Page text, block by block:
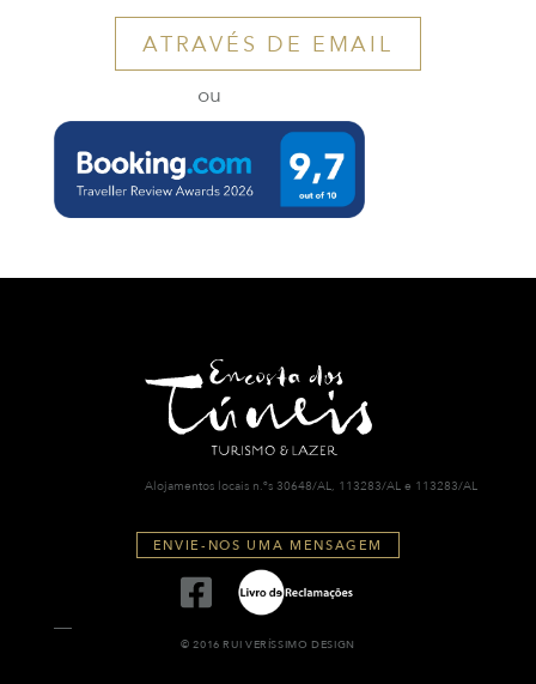
ATRAVÉS DE EMAIL
ou
Alojamentos locais n.ºs 30648/AL, 113283/AL e 113283/AL
ENVIE-NOS UMA MENSAGEM
© 2016 RUI VERÍSSIMO DESIGN